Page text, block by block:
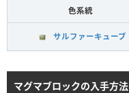
色系統
サルファーキューブ
マグマブロックの入手方法